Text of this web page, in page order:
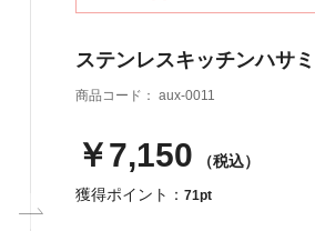
ステンレスキッチンハサミ
商品コード： aux-0011
￥7,150 （税込）
獲得ポイント： 71pt